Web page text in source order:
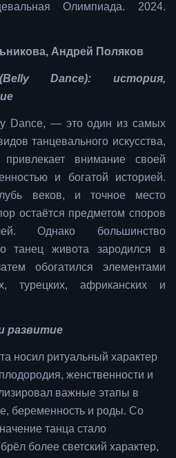
Олимпиада. 2024.
Андрей Поляков
Dance): история,
Dance, — это один из самых
танцевального искусства,
внимание своей
и богатой историей.
веков, и точное место
остаётся предметом споров
Однако большинство
танец живота зародился в
обогатился элементами
турецких, африканских и
развитие
носил ритуальный характер
женственности и
важные этапы в
беременность и роды. Со
танца стало
более светский характер,